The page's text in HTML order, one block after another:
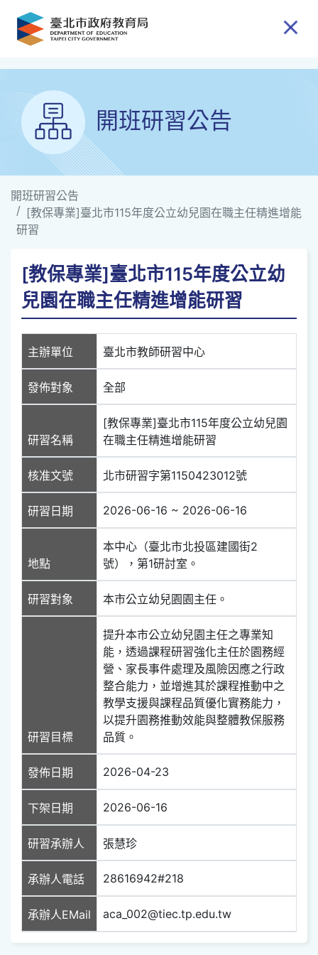
跳到主要內容
開班研習公告
開班研習公告
[教保專業]臺北市115年度公立幼兒園在職主任精進增能
研習
[教保專業]臺北市115年度公立幼
兒園在職主任精進增能研習
主辦單位 臺北市教師研習中心
發佈對象 全部
研習名稱
[教保專業]臺北市115年度公立幼兒園
在職主任精進增能研習
核准文號 北市研習字第1150423012號
研習日期 2026-06-16 ~ 2026-06-16
地點
本中心（臺北市北投區建國街2
號），第1研討室。
研習對象 本市公立幼兒園園主任。
研習目標
提升本市公立幼兒園主任之專業知
能，透過課程研習強化主任於園務經
營、家長事件處理及風險因應之行政
整合能力，並增進其於課程推動中之
教學支援與課程品質優化實務能力，
以提升園務推動效能與整體教保服務
品質。
發佈日期 2026-04-23
下架日期 2026-06-16
研習承辦人 張慧珍
承辦人電話 28616942#218
承辦人EMail aca_002@tiec.tp.edu.tw